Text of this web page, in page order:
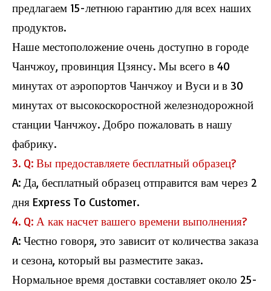
предлагаем 15-летнюю гарантию для всех наших
продуктов.
Наше местоположение очень доступно в городе
Чанчжоу, провинция Цзянсу. Мы всего в 40
минутах от аэропортов Чанчжоу и Вуси и в 30
минутах от высокоскоростной железнодорожной
станции Чанчжоу. Добро пожаловать в нашу
фабрику.
3. Q: Вы предоставляете бесплатный образец?
A: Да, бесплатный образец отправится вам через 2
дня Express To Customer.
4. Q: А как насчет вашего времени выполнения?
A: Честно говоря, это зависит от количества заказа
и сезона, который вы разместите заказ.
Нормальное время доставки составляет около 25-